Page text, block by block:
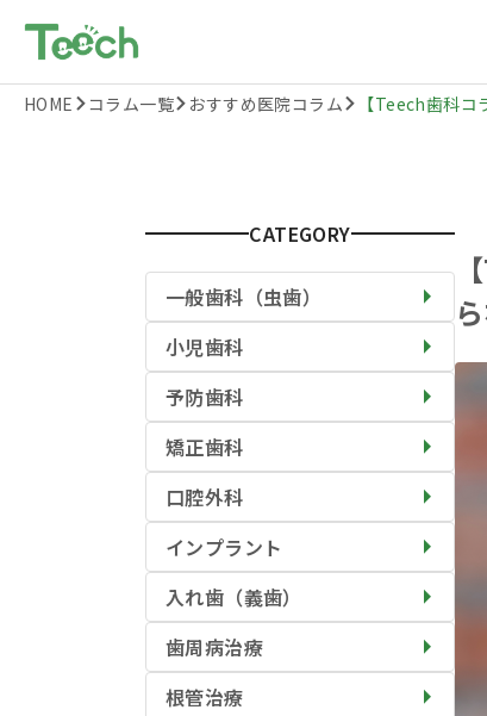
HOME コラム一覧 おすすめ医院コラム 【Teech歯科コ
CATEGORY
一般歯科（虫歯）
小児歯科
予防歯科
矯正歯科
口腔外科
インプラント
入れ歯（義歯）
歯周病治療
根管治療